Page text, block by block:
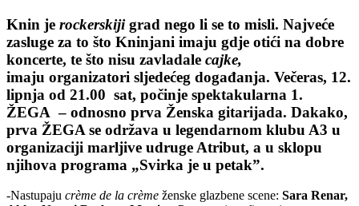
Knin je rockerskijigrad nego li se to misli. Najveće
zasluge za to što Kninjani imaju gdje otići na dobre
koncerte, te što nisu zavladale cajke,
imaju organizatori sljedećeg događanja. Večeras, 12.
lipnja od 21.00 sat, počinje spektakularna 1.
ŽEGA – odnosno prva Ženska gitarijada. Dakako,
prva ŽEGA se održava u legendarnom klubu A3 u
organizaciji marljive udruge Atribut, a u sklopu
njihova programa „Svirka je u petak”.
-Nastupaju crème de la crème ženske glazbene scene: Sara Renar,